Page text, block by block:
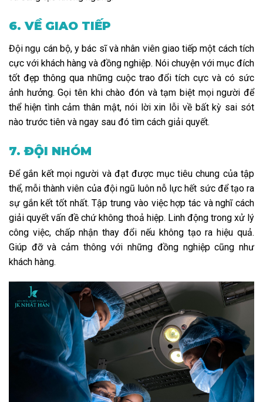
6. VỀ GIAO TIẾP
Đội ngụ cán bộ, y bác sĩ và nhân viên giao tiếp một cách tích
cực với khách hàng và đồng nghiệp. Nói chuyện với mục đích
tốt đẹp thông qua những cuộc trao đổi tích cực và có sức
ảnh hưởng. Gọi tên khi chào đón và tạm biệt mọi người để
thể hiện tình cảm thân mật, nói lời xin lỗi về bất kỳ sai sót
nào trước tiên và ngay sau đó tìm cách giải quyết.
7. ĐỘI NHÓM
Để gắn kết mọi người và đạt được mục tiêu chung của tập
thể, mỗi thành viên của đội ngũ luôn nỗ lực hết sức để tạo ra
sự gắn kết tốt nhất. Tập trung vào việc hợp tác và nghĩ cách
giải quyết vấn đề chứ không thoả hiệp. Linh động trong xử lý
công việc, chấp nhận thay đổi nếu không tạo ra hiệu quả.
Giúp đỡ và cảm thông với những đồng nghiệp cũng như
khách hàng.